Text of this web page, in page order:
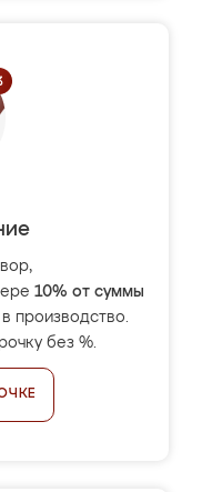
10% от суммы
производство.
без %.